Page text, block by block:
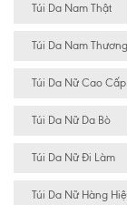
Túi Da Nam Thật
Túi Da Nam
Túi Da Nữ Cao Cấp
Túi Da Nữ Da Bò
Túi Da Nữ Đi Làm
Túi Da Nữ Hàng